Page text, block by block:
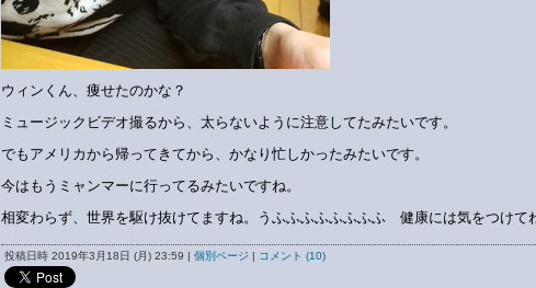
ウィンくん、痩せたのかな？
ミュージックビデオ撮るから、太らないように注意してたみたいです。
でもアメリカから帰ってきてから、かなり忙しかったみたいです。
今はもうミャンマーに行ってるみたいですね。
相変わらず、世界を駆け抜けてますね。うふふふふふふふふ 健康には気をつけて
投稿日時 2019年3月18日 (月) 23:59 | 個別ページ | コメント (10)